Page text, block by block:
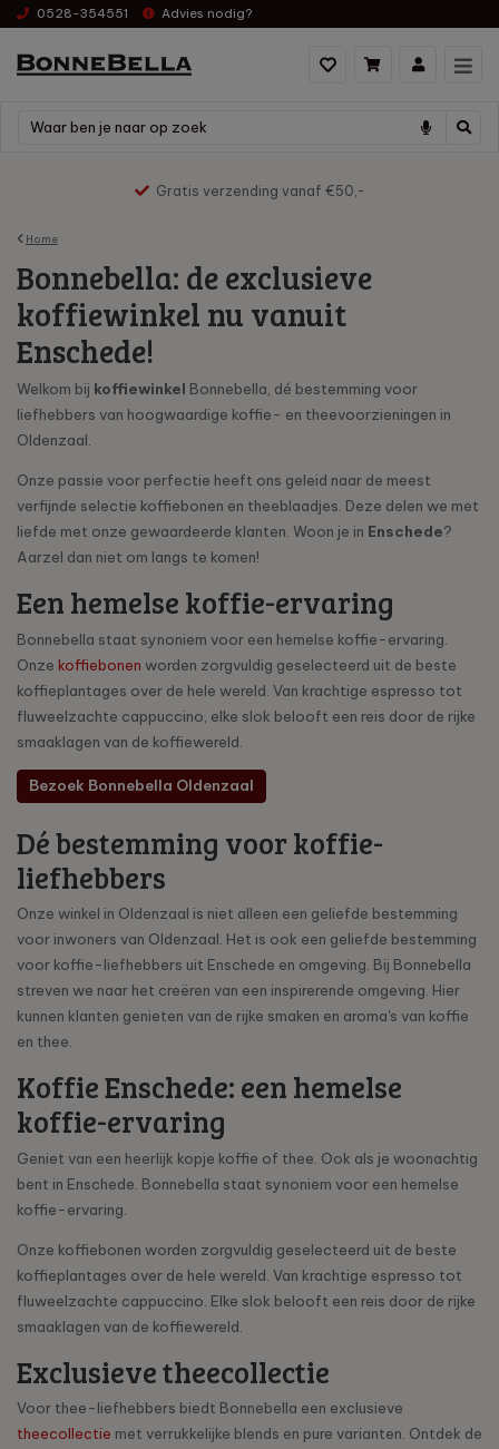
0528-354551 Advies nodig?
Gratis verzending vanaf €50,-
Home
Bonnebella: de exclusieve
koffiewinkel nu vanuit
Enschede!
Welkom bij koffiewinkel Bonnebella, dé bestemming voor
liefhebbers van hoogwaardige koffie- en theevoorzieningen in
Oldenzaal.
Onze passie voor perfectie heeft ons geleid naar de meest
verfijnde selectie koffiebonen en theeblaadjes. Deze delen we met
liefde met onze gewaardeerde klanten. Woon je in Enschede?
Aarzel dan niet om langs te komen!
Een hemelse koffie-ervaring
Bonnebella staat synoniem voor een hemelse koffie-ervaring.
Onze koffiebonen worden zorgvuldig geselecteerd uit de beste
koffieplantages over de hele wereld. Van krachtige espresso tot
fluweelzachte cappuccino, elke slok belooft een reis door de rijke
smaaklagen van de koffiewereld.
Bezoek Bonnebella Oldenzaal
Dé bestemming voor koffie-
liefhebbers
Onze winkel in Oldenzaal is niet alleen een geliefde bestemming
voor inwoners van Oldenzaal. Het is ook een geliefde bestemming
voor koffie-liefhebbers uit Enschede en omgeving. Bij Bonnebella
streven we naar het creëren van een inspirerende omgeving. Hier
kunnen klanten genieten van de rijke smaken en aroma's van koffie
en thee.
Koffie Enschede: een hemelse
koffie-ervaring
Geniet van een heerlijk kopje koffie of thee. Ook als je woonachtig
bent in Enschede. Bonnebella staat synoniem voor een hemelse
koffie-ervaring.
Onze koffiebonen worden zorgvuldig geselecteerd uit de beste
koffieplantages over de hele wereld. Van krachtige espresso tot
fluweelzachte cappuccino. Elke slok belooft een reis door de rijke
smaaklagen van de koffiewereld.
Exclusieve theecollectie
Voor thee-liefhebbers biedt Bonnebella een exclusieve
theecollectie met verrukkelijke blends en pure varianten. Ontdek de